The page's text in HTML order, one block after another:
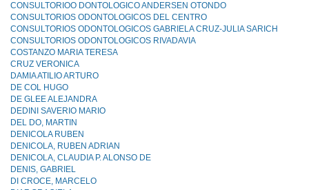
CONSULTORIOO DONTOLOGICO ANDERSEN OTONDO
CONSULTORIOS ODONTOLOGICOS DEL CENTRO
CONSULTORIOS ODONTOLOGICOS GABRIELA CRUZ-JULlA SARICH
CONSULTORIOS ODONTOLOGICOS RIVADAVIA
COSTANZO MARIA TERESA
CRUZ VERONICA
DAMIA ATILIO ARTURO
DE COL HUGO
DE GLEE ALEJANDRA
DEDINI SAVERIO MARIO
DEL DO, MARTIN
DENICOLA RUBEN
DENICOLA, RUBEN ADRIAN
DENICOLA, CLAUDIA P. ALONSO DE
DENIS, GABRIEL
DI CROCE, MARCELO